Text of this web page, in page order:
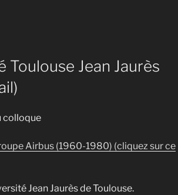
Toulouse Jean Jaurès
colloque
Airbus (1960-1980) (cliquez sur ce
Jean Jaurès de Toulouse.